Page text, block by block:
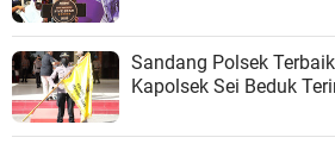
Sandang Polsek
Kapolsek Sei Beduk